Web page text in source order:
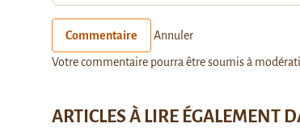
Commentaire Annuler
Votre commentaire pourra être soumis à
ARTICLES À LIRE ÉGALEMENT